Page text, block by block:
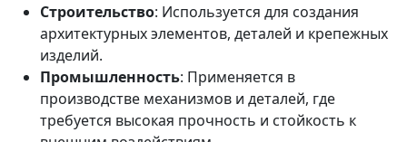
Строительство: Используется для создания
архитектурных элементов, деталей и крепежных
изделий.
Промышленность: Применяется в
производстве механизмов и деталей, где
требуется высокая прочность и стойкость к